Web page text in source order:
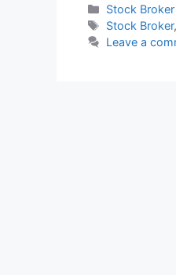
Categories
Stock Broker
Tags
Stock Broker,
Leave a